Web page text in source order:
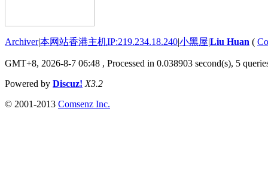
Archiver|本网站香港主机IP:219.234.18.240|小黑屋|Liu Huan (
GMT+8, 2026-8-7 06:48 , Processed in 0.038903 second(s), 5
Powered by Discuz! X3.2
© 2001-2013 Comsenz Inc.